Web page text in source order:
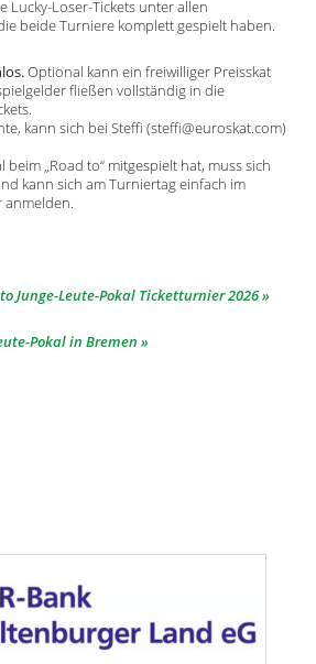
Lucky-Loser-Tickets unter allen
beide Turniere komplett gespielt haben.
Optional kann ein freiwilliger Preisskat
fließen vollständig in die
kann sich bei Steffi (steffi@euroskat.com)
„Road to“ mitgespielt hat, muss sich
kann sich am Turniertag einfach im
anmelden.
Junge-Leute-Pokal Ticketturnier 2026
Pokal in Bremen